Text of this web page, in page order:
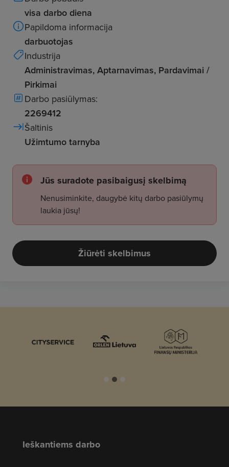
visa darbo diena
Papildoma informacija
darbuotojas
Industrija
Administravimas, Aptarnavimas, Pardavimai /
Pirkimai
Darbo pasiūlymas:
2269412
Šaltinis
Užimtumo tarnyba
Jūs suradote pasibaigusį skelbimą
Nenusiminkite, daugybė kitų darbo pasiūlymų
laukia jūsų!
Žiūrėti skelbimus
Ieškantiems darbo